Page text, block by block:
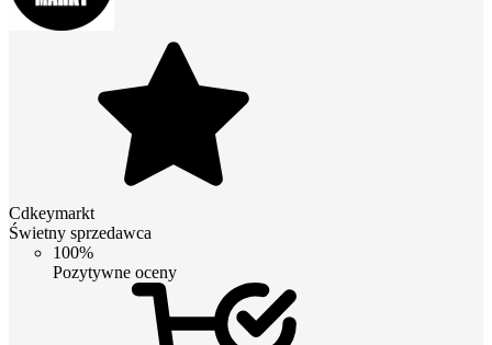
Cdkeymarkt
Świetny sprzedawca
100%
Pozytywne oceny